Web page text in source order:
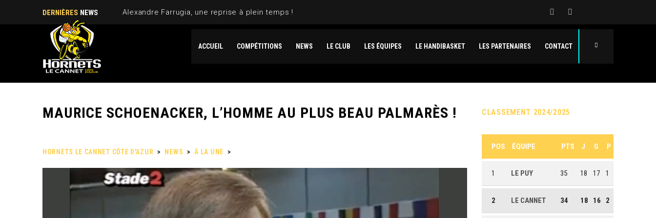
DERNIÈRES NEWS Alexandre Farrugia, une reprise à plein temps !
ACCUEIL COMPÉTITIONS NEWS LE CLUB LES ÉQUIPES LE HANDIBASKET LES PARTENAIRES CONTACT
MAURICE SCHOENACKER, L’HOMME AU PLUS BEAU PALMARÈS !
HORNETS LE CANNET CÔTE D'AZUR > NEWS > À LA UNE >
CLASSEMENT 2024/2025
POS ÉQUIPE PTS J G P
1 LE PUY 35 18 17 1
2 LE CANNET 34 18 16 2